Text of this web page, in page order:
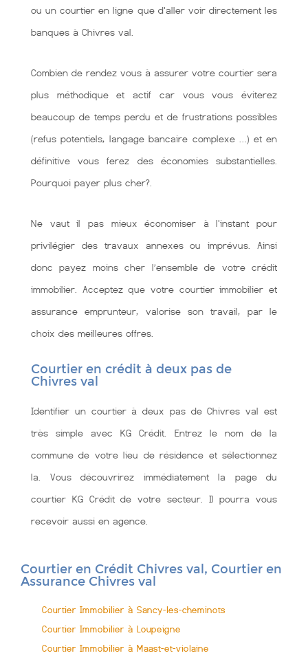
ou un courtier en ligne que d'aller voir directement les
banques à Chivres val.
Combien de rendez vous à assurer votre courtier sera
plus méthodique et actif car vous vous éviterez
beaucoup de temps perdu et de frustrations possibles
(refus potentiels, langage bancaire complexe …) et en
définitive vous ferez des économies substantielles.
Pourquoi payer plus cher?.
Ne vaut il pas mieux économiser à l'instant pour
privilégier des travaux annexes ou imprévus. Ainsi
donc payez moins cher l’ensemble de votre crédit
immobilier. Acceptez que votre courtier immobilier et
assurance emprunteur, valorise son travail, par le
choix des meilleures offres.
Courtier en crédit à deux pas de
Chivres val
Identifier un courtier à deux pas de Chivres val est
très simple avec KG Crédit. Entrez le nom de la
commune de votre lieu de résidence et sélectionnez
la. Vous découvrirez immédiatement la page du
courtier KG Crédit de votre secteur. Il pourra vous
recevoir aussi en agence.
Courtier en Crédit Chivres val, Courtier en
Assurance Chivres val
Courtier Immobilier à Sancy-les-cheminots
Courtier Immobilier à Loupeigne
Courtier Immobilier à Maast-et-violaine